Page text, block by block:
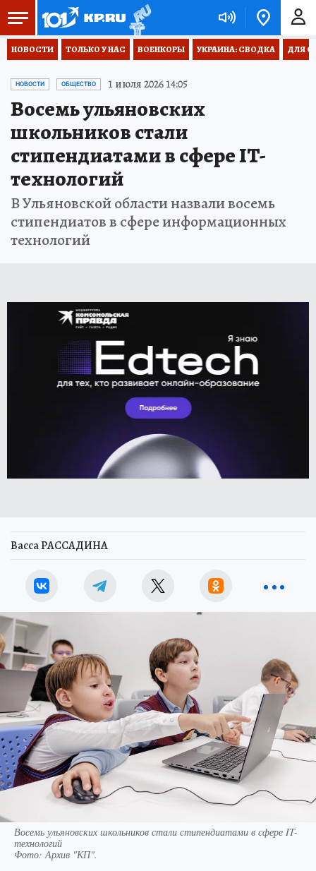
НОВОСТИ ТОЛЬКО У НАС ВОЕНКОРЫ УКРАИНА: СВОДКА ДЛЯ
НОВОСТИ ОБЩЕСТВО 1 июля 2026 14:05
Восемь ульяновских
школьников стали
стипендиатами в сфере IT-
технологий
В Ульяновской области назвали восемь
стипендиатов в сфере информационных
технологий
Васса РАССАДИНА
Восемь ульяновских школьников стали стипендиатами в сфере IT-
технологий
Фото: Архив "КП".